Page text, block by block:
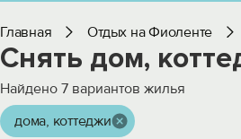
Главная Отдых на Фиоленте
Снять дом,
Найдено 7 вариантов жилья
дома, коттеджи